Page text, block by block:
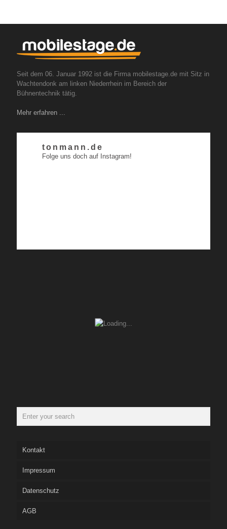
Seit dem 06. Januar 1992 ist die Firma mobilestage.de mit Sitz in
Wachtendonk am linken Niederrhein im Bereich der
Bühnentechnik tätig.
Mehr erfahren ...
tonmann.de
Folge uns doch auf Instagram!
Kontakt
Impressum
Datenschutz
AGB